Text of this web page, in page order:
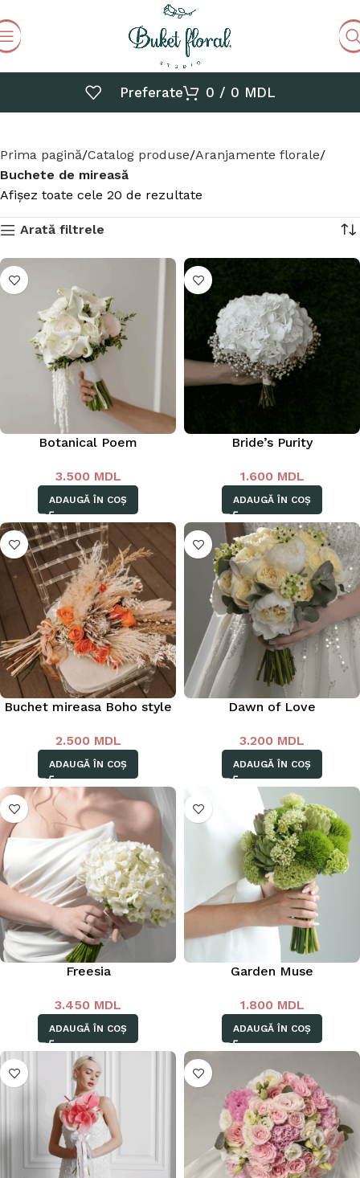
Preferate 0 / 0 MDL
Prima pagină Catalog produse Aranjamente florale
Buchete de mireasă
Afișez toate cele 20 de rezultate
Arată filtrele
Botanical Poem
3.500 MDL
ADAUGĂ ÎN COȘ
Bride’s Purity
1.600 MDL
ADAUGĂ ÎN COȘ
Buchet mireasa Boho style
2.500 MDL
ADAUGĂ ÎN COȘ
Dawn of Love
3.200 MDL
ADAUGĂ ÎN COȘ
Freesia
3.450 MDL
ADAUGĂ ÎN COȘ
Garden Muse
1.800 MDL
ADAUGĂ ÎN COȘ